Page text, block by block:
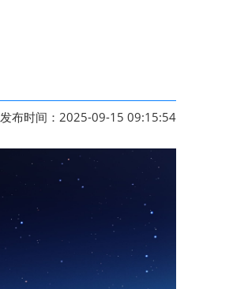
发布时间：2025-09-15 09:15:54